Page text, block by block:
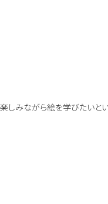
楽しみながら絵を学びたいと